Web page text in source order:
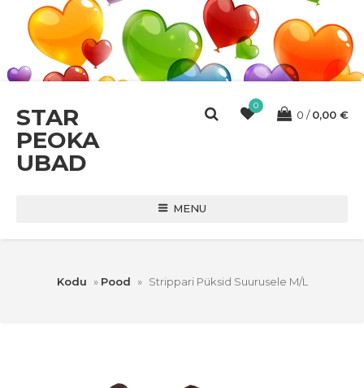
STAR
PEOKA
UBAD
0
0 0,00 €
MENU
Kodu » Pood » Strippari Püksid Suurusele M/L